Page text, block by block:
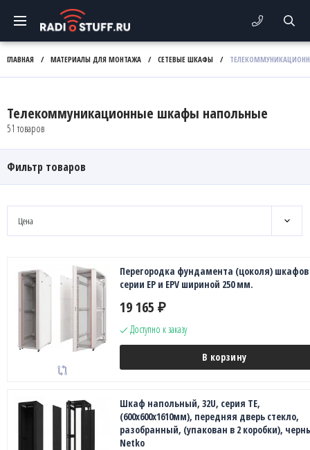
ГЛАВНАЯ / МАТЕРИАЛЫ ДЛЯ МОНТАЖА / СЕТЕВЫЕ ШКАФЫ /
Телекоммуникационные шкафы напольные
51 товаров
Фильтр товаров
Цена
Перегородка фундамента (цоколя) шкафов
серии EP и EPV шириной 250 мм.
19 165 ₽
Доступно к заказу
В корзину
Шкаф напольный, 32U, серия TE,
(600х600х1610мм), передняя дверь стекло,
разобранный, (упакован в 2 коробки),
Netko